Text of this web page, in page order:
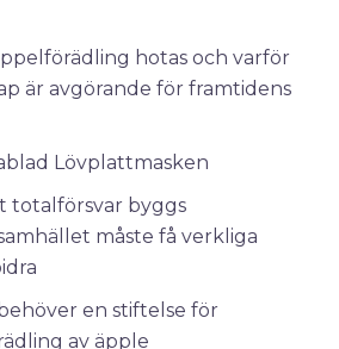
hotas och varför
är avgörande för framtidens
Lövplattmasken
totalförsvar byggs
måste få verkliga
en stiftelse för
av äpple